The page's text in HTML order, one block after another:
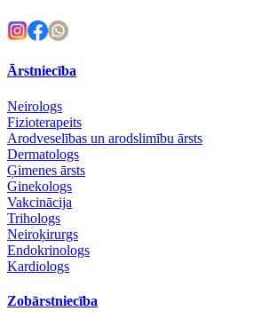
Ārstniecība
Neirologs
Fizioterapeits
Arodveselības un arodslimību ārsts
Dermatologs
Ģimenes ārsts
Ginekologs
Vakcinācija
Trihologs
Neiroķirurgs
Endokrinologs
Kardiologs
Zobārstniecība